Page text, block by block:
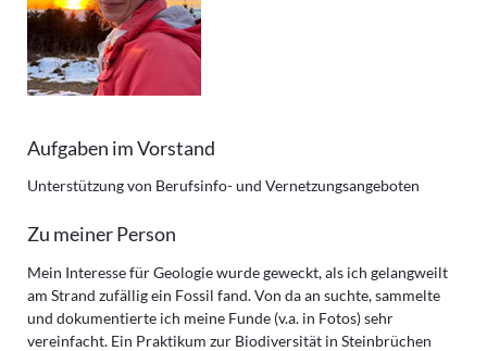
Aufgaben im Vorstand
Unterstützung von Berufsinfo- und Vernetzungsangeboten
Zu meiner Person
Mein Interesse für Geologie wurde geweckt, als ich gelangweilt
am Strand zufällig ein Fossil fand. Von da an suchte, sammelte
und dokumentierte ich meine Funde (v.a. in Fotos) sehr
vereinfacht. Ein Praktikum zur Biodiversität in Steinbrüchen